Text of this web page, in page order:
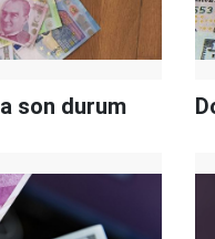
son durum